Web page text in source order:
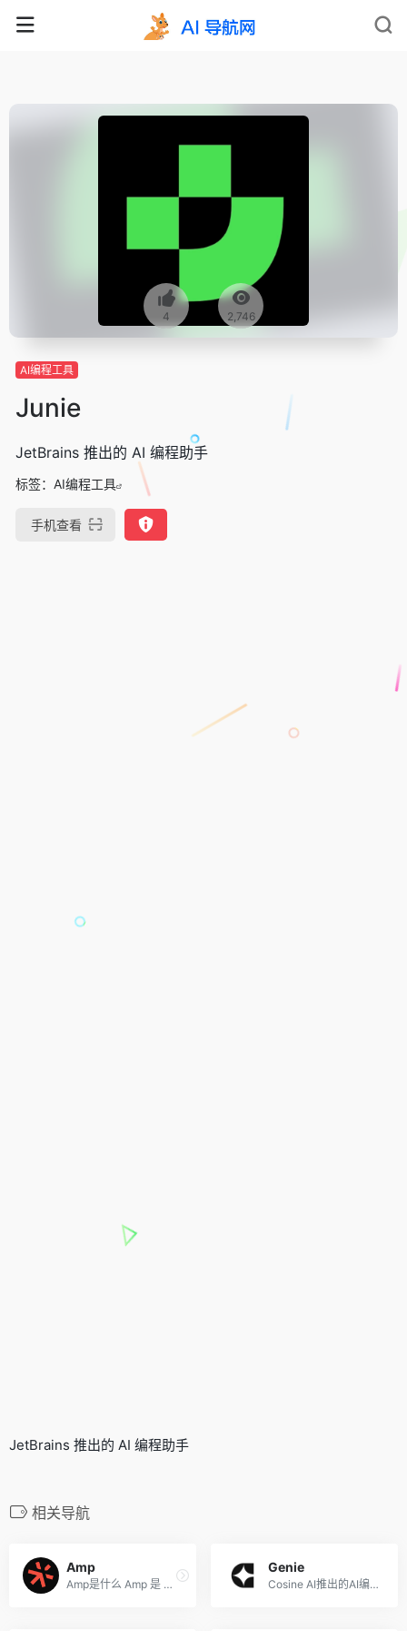
4 2,746
AI编程工具
Junie
JetBrains 推出的 AI 编程助手
标签： AI编程工具
手机查看
JetBrains 推出的 AI 编程助手
相关导航
Amp
Amp是什么 Amp 是 Sourcegrap...
Genie
Cosine AI推出的AI编程助手